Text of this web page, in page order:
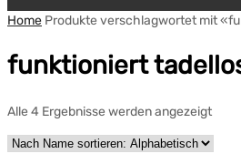
Home Produkte verschlagwortet mit
funktioniert
Alle 4 Ergebnisse werden angezeigt